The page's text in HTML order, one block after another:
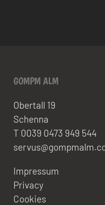
GOMPM ALM
Obertall 19
Schenna
T 0039 0473 949 544
Impressum
Privacy
Cookies